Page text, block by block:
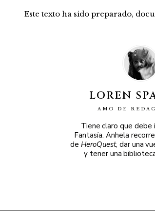
Este texto ha sido preparado,
LOREN
AMO DE
Tiene claro que debe
Fantasía. Anhela
de HeroQuest, dar una
y tener una